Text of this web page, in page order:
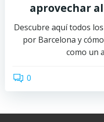
aprovechar
Descubre aquí todos
por Barcelona y
como un
0